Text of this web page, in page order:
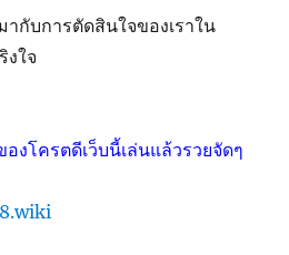
กับการตัดสินใจของเราใน
งใจ
งโครตดีเว็บนี้เล่นแล้วรวยจัดๆ